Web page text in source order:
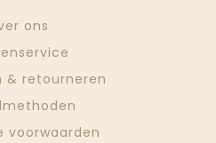
ons
& retourneren
voorwaarden